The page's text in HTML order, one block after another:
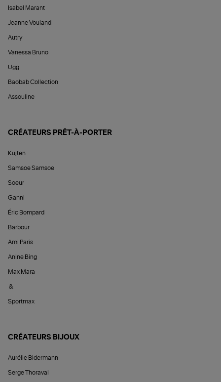
Isabel Marant
Jeanne Vouland
Autry
Vanessa Bruno
Ugg
Baobab Collection
Assouline
CRÉATEURS PRÊT-À-PORTER
Kujten
Samsoe Samsoe
Soeur
Ganni
Éric Bompard
Barbour
Ami Paris
Anine Bing
Max Mara
&
Sportmax
CRÉATEURS BIJOUX
Aurélie Bidermann
Serge Thoraval